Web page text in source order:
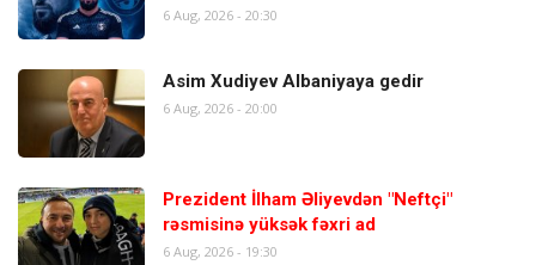
6 Aug, 2026 - 20:30
Asim Xudiyev Albaniyaya gedir
6 Aug, 2026 - 20:00
Prezident İlham Əliyevdən "Neftçi"
rəsmisinə yüksək fəxri ad
6 Aug, 2026 - 19:30